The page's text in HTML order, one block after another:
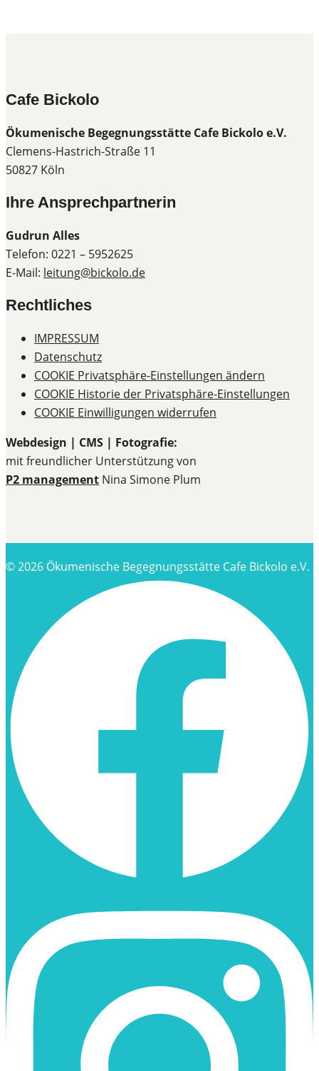
Cafe Bickolo
Ökumenische Begegnungsstätte Cafe Bickolo e.V.
Clemens-Hastrich-Straße 11
50827 Köln
Ihre Ansprechpartnerin
Gudrun Alles
Telefon: 0221 – 5952625
E-Mail: leitung@bickolo.de
Rechtliches
IMPRESSUM
Datenschutz
COOKIE Privatsphäre-Einstellungen ändern
COOKIE Historie der Privatsphäre-Einstellungen
COOKIE Einwilligungen widerrufen
Webdesign | CMS | Fotografie:
mit freundlicher Unterstützung von
P2 management Nina Simone Plum
© 2026 Ökumenische Begegnungsstätte Cafe Bickolo e.V.